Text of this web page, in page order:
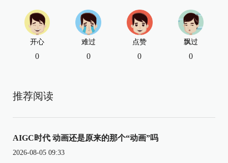
开心
0
难过
0
点赞
0
飘过
0
推荐阅读
AIGC时代 动画还是原来的那个“动画”吗
2026-08-05 09:33